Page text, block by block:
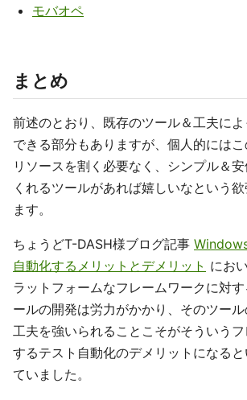
モバオペ
まとめ
前述のとおり、既存のツール＆工夫に
できる部分もありますが、個人的には
リソースを割く必要なく、シンプル＆
くれるツールがあれば嬉しいなという
ます。
ちょうどT-DASH様ブログ記事
自動化するメリットとデメリット にお
ラットフォームなフレームワークに対
ールの開発は労力がかかり、そのツー
工夫を強いられることこそがそういう
するテスト自動化のデメリットになる
ていました。